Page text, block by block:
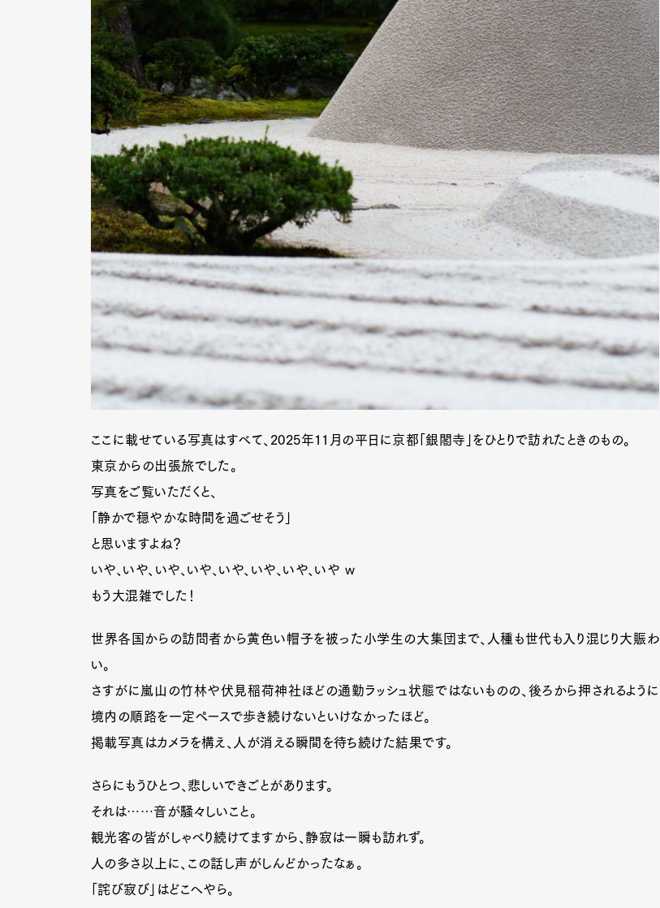
ここに載せている写真はすべて、2025年11月の平日に京都「銀閣寺」をひとりで訪れたときのもの。
東京からの出張旅でした。
写真をご覧いただくと、
「静かで穏やかな時間を過ごせそう」
と思いますよね？
いや、いや、いや、いや、いや、いや、いや、いや w
もう大混雑でした！
世界各国からの訪問者から黄色い帽子を被った小学生の大集団まで、人種も世代も入り混じり大賑わ
い。
さすがに嵐山の竹林や伏見稲荷神社ほどの通勤ラッシュ状態ではないものの、後ろから押されるように
境内の順路を一定ペースで歩き続けないといけなかったほど。
掲載写真はカメラを構え、人が消える瞬間を待ち続けた結果です。
さらにもうひとつ、悲しいできごとがあります。
それは……音が騒々しいこと。
観光客の皆がしゃべり続けてますから、静寂は一瞬も訪れず。
人の多さ以上に、この話し声がしんどかったなぁ。
「詫び寂び」はどこへやら。